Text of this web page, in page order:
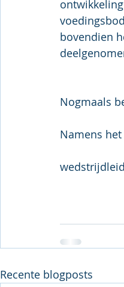
bovendien
Nogmaals
Namens
Recente blogposts